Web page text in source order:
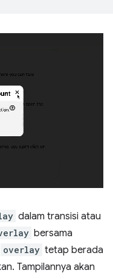
dalam transisi atau
bersama
overlay tetap berada
Tampilannya akan